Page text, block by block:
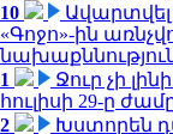
10
Ավարտվել
«Գոջո»-ին
1
Ջուր չի
հուլիսի 29-ը
2
Խստորեն